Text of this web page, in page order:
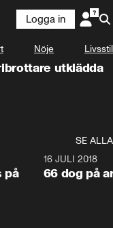
Logga in
Nöje Livsstil
utklädda
SE ALLA
på
16 JULI 2018
66 dog på